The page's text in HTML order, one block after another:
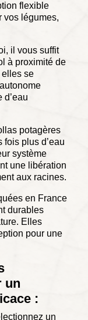
flexible
vos légumes,
il vous suffit
à proximité de
elles se
d’eau
potagères
fois plus d’eau
système
une libération
aux racines.
en France
durables
Elles
pour une
un
:
un